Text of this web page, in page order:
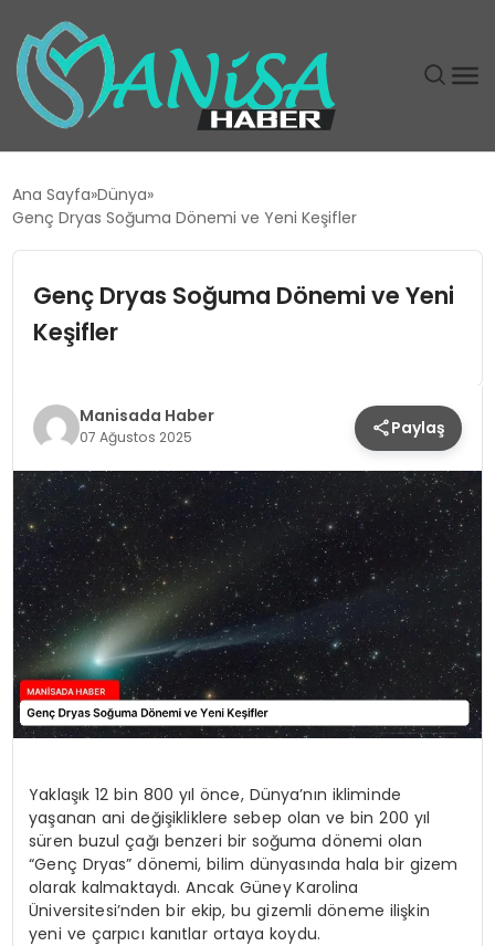
EKONOMI
GÜNDEM
MAGAZIN
SIYASET
SPOR
TEKNOLOJI
YAŞAM
Ana Sayfa Dünya
Genç Dryas Soğuma Dönemi ve Yeni Keşifler
Genç Dryas Soğuma Dönemi ve Yeni
Keşifler
Manisada Haber
07 Ağustos 2025 Paylaş
Yaklaşık 12 bin 800 yıl önce, Dünya’nın ikliminde
yaşanan ani değişikliklere sebep olan ve bin 200 yıl
süren buzul çağı benzeri bir soğuma dönemi olan
“Genç Dryas” dönemi, bilim dünyasında hala bir gizem
olarak kalmaktaydı. Ancak Güney Karolina
Üniversitesi’nden bir ekip, bu gizemli döneme ilişkin
yeni ve çarpıcı kanıtlar ortaya koydu.